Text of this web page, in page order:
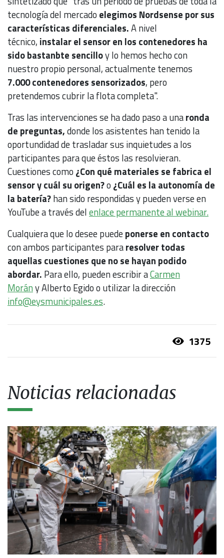
tecnología del mercado elegimos Nordsense por sus
características diferenciales.A nivel
técnico, instalar el sensor en los contenedores ha
sido bastanbte sencilloy lo hemos hecho con
nuestro propio personal, actualmente tenemos
7.000 contenedores sensorizados, pero
pretendemos cubrir la flota completa".
Tras las intervenciones se ha dado paso a unaronda
de preguntas,donde los asistentes han tenido la
oportundidad de trasladar sus inquietudes a los
participantes para que éstos las resolvieran.
Cuestiones como ¿Con qué materiales se fabrica el
sensor y cuál su origen?o ¿Cuál es la autonomía de
la batería?han sido respondidas y pueden verse en
YouTube a través delenlace permanente al webinar.
Cualquiera que lo desee puedeponerse en contacto
con ambos participantes pararesolver todas
aquellas cuestiones que no se hayan podido
abordar. Para ello, pueden escribir aCarmen
Morány Alberto Egido o utilizar la dirección
info@eysmunicipales.es.
1375
Noticias relacionadas